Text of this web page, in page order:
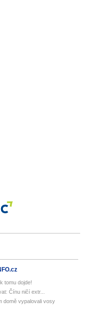
tomu dojde!
Čínu ničí extr...
domě vypalovali vosy